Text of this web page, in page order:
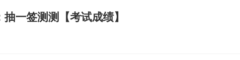
一签测测【考试成绩】